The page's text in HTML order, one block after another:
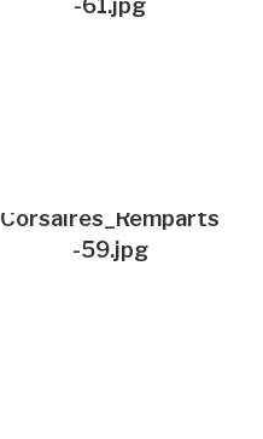
-61.jpg
Corsaires_Remparts
-59.jpg